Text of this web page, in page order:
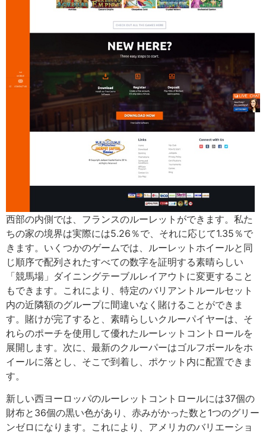
西部の内側では、フランスのルーレットができます。私た
ちの家の境界は実際には5.26％で、それに応じて1.35％で
きます。いくつかのゲームでは、ルーレットホイールと同
じ順序で配列されたすべての数字を証明する素晴らしい
「競馬場」ダイニングテーブルレイアウトに変更すること
もできます。これにより、特定のバリアントルールセット
内の近隣額のグループに間違いなく賭けることができま
す。賭けが完了すると、素晴らしいクルーパイヤーは、そ
れらのポーチを使用して優れたルーレットコントロールを
展開します。次に、最新のクルーパーはゴルフボールをホ
イールに落とし、そこで到着し、ポケット内に配置できま
す。
新しい西ヨーロッパのルーレットコントロールには37個の
財布と36個の黒い色があり、赤みがかった数と1つのグリー
ンゼロになります。これにより、アメリカのバリエーショ